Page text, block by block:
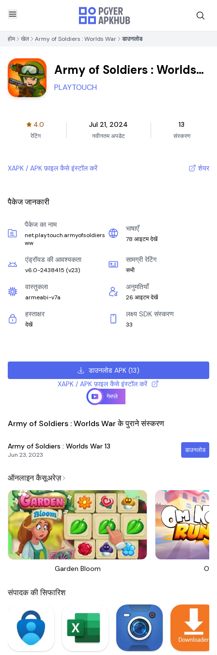
होम खेल Army of Soldiers : Worlds War डाउनलोड
Army of Soldiers : Worlds
War
PLAYTOUCH
4.0
रेटिंग
Jul 21, 2024
नवीनतम अपडेट
13
संस्करण
XAPK / APK फ़ाइल कैसे इंस्टॉल करें शेयर
पैकेज जानकारी
पैकेज का नाम
net.playtouch.armyofsoldiers
ww
भाषाएँ
78 आइटम देखें
एंड्रॉयड की आवश्यकता
v6.0-2438415 (v23)
सामग्री रेटिंग
सभी
वास्तुकला
armeabi-v7a
अनुमतियाँ
26 आइटम देखें
हस्ताक्षर
देखें
लक्ष्य SDK संस्करण
33
डाउनलोड APK (13)
XAPK / APK फ़ाइल कैसे इंस्टॉल करें
गेमप्ले
Army of Soldiers : Worlds War के पुराने संस्करण
Army of Soldiers : Worlds War 13
Jun 23, 2023
डाउनलोड
ऑनलाइन कैसूअरेज़
Garden Bloom Om
संपादक की सिफारिश